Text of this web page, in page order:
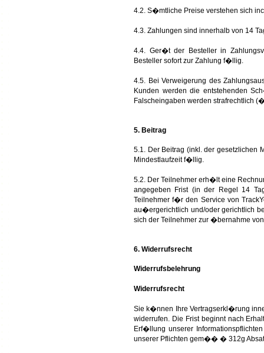
4.2. S�mtliche Preise verstehen sich
4.3. Zahlungen sind innerhalb von 14
4.4. Ger�t der Besteller in
Besteller sofort zur Zahlung f�llig.
4.5. Bei Verweigerung des
Kunden werden die entstehenden
Falscheingaben werden strafrechtlich
5. Beitrag
5.1. Der Beitrag (inkl. der gesetzlichen
Mindestlaufzeit f�llig.
5.2. Der Teilnehmer erh�lt eine
angegeben Frist (in der Regel 14
Teilnehmer f�r den Service von
au�ergerichtlich und/oder gerichtlich
sich der Teilnehmer zur �bernahme
6. Widerrufsrecht
Widerrufsbelehrung
Widerrufsrecht
Sie k�nnen Ihre Vertragserkl�rung
widerrufen. Die Frist beginnt nach
Erf�llung unserer
unserer Pflichten gem�� � 312g